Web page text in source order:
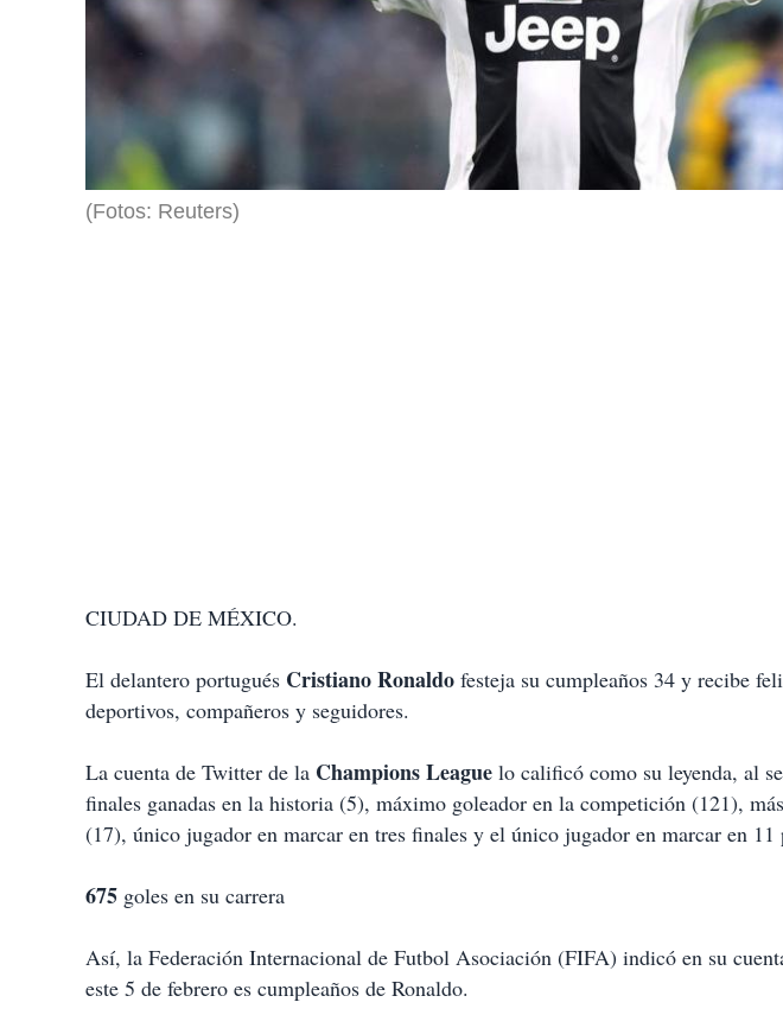
(Fotos: Reuters)
CIUDAD DE MÉXICO.
El delantero portugués Cristiano Ronaldo festeja su cumpleaños 34 y recibe
deportivos, compañeros y seguidores.
La cuenta de Twitter de la Champions League lo calificó como su leyenda, al
finales ganadas en la historia (5), máximo goleador en la competición (121),
(17), único jugador en marcar en tres finales y el único jugador en marcar en 11
675 goles en su carrera
Así, la Federación Internacional de Futbol Asociación (FIFA) indicó en su
este 5 de febrero es cumpleaños de Ronaldo.